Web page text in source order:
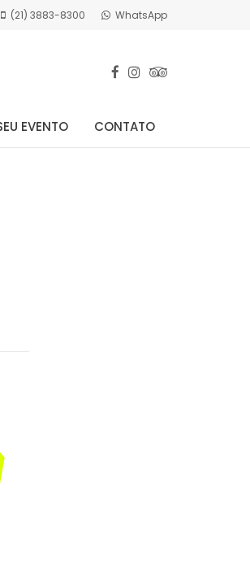
(21) 3883-8300 WhatsApp
EVENTO CONTATO